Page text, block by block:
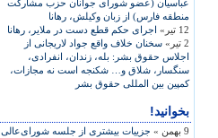
عباسیان (عضو شورای جوانان حزب مشارکت
منطقه فارس) از زبان وکیلش، رهانا
12 تیر»
اجرای حکم قطع دست در ملایر، رهانا
2 تیر»
سخنان خلاف واقع جواد لاريجانی از
اجلاس حقوق بشر: بله، زندان، انفرادی،
سنگسار، شلاق و… شکنجه است نه مجازات،
کمپين بين المللی حقوق بشر
بخوانید!
9 بهمن »
جزییات بیشتری از جلسه شورای‌عالی